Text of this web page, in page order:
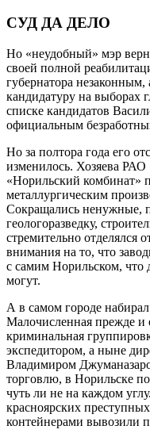
СУД ДА ДЕЛО
Но «неудобный» мэр
своей полной
губернатора
кандидатуру на выборах
списке кандидатов
официальным
Но за полтора года его
изменилось. Хозяева
«Норильский комбинат»
металлургическим
Сокращались ненужные,
геологоразведку,
стремительно отделялся
внимания на то, что
с самим Норильском, что
могут.
А в самом городе
Малочисленная прежде и
криминальная
экспедитором, а ныне
Владимиром
торговлю, в Норильске
чуть ли не на каждом
красноярских
контейнерами вывозили